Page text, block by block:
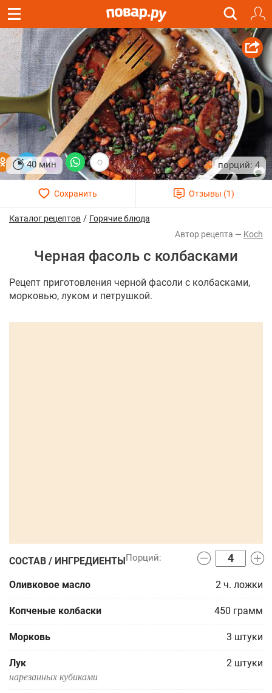
40 мин 4
Каталог рецептов / Горячие блюда
Koch
Черная фасоль с колбасками
Рецепт приготовления черной фасоли с колбасками,
морковью, луком и петрушкой.
СОСТАВ / ИНГРЕДИЕНТЫ
Оливковое масло 2 ч. ложки
Копченые колбаски 450 грамм
Морковь 3 штуки
Лук 2 штуки
нарезанных кубиками